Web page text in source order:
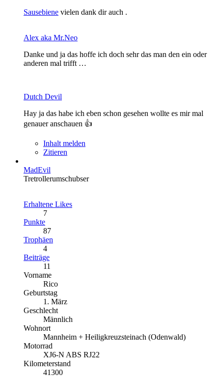
Sausebiene vielen dank dir auch .
Alex aka Mr.Neo
Danke und ja das hoffe ich doch sehr das man den ein oder
anderen mal trifft …
Dutch Devil
Hay ja das habe ich eben schon gesehen wollte es mir mal
genauer anschauen 👍
Inhalt melden
Zitieren
MadEvil
Tretrollerumschubser
Erhaltene Likes
7
Punkte
87
Trophäen
4
Beiträge
11
Vorname
Rico
Geburtstag
1. März
Geschlecht
Männlich
Wohnort
Mannheim + Heiligkreuzsteinach (Odenwald)
Motorrad
XJ6-N ABS RJ22
Kilometerstand
41300